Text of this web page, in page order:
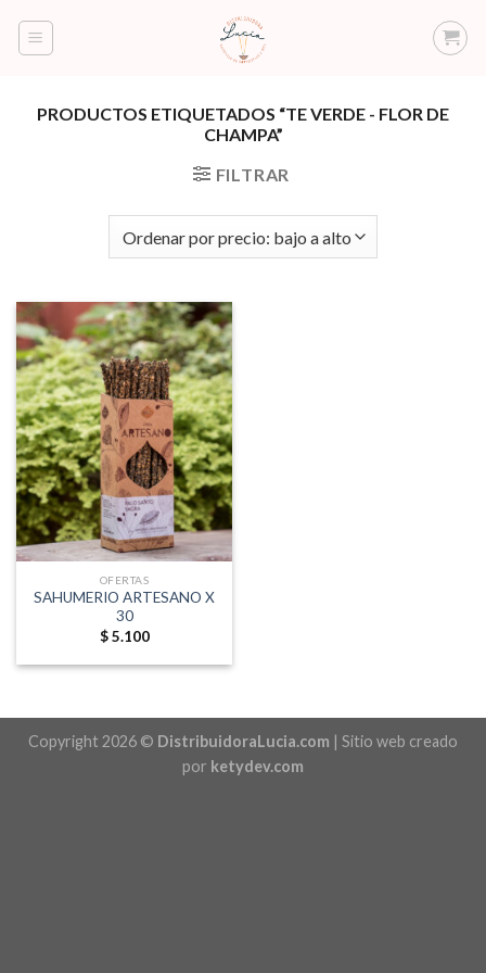
PRODUCTOS ETIQUETADOS “TE VERDE - FLOR DE
CHAMPA”
FILTRAR
OFERTAS
SAHUMERIO ARTESANO X
30
$5.100
Copyright 2026 © DistribuidoraLucia.com | Sitio web creado
por ketydev.com